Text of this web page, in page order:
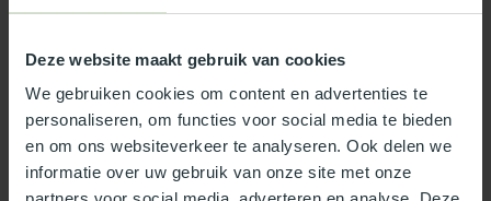
Deze website maakt gebruik van cookies
We gebruiken cookies om content en advertenties te
personaliseren, om functies voor social media te bieden
en om ons websiteverkeer te analyseren. Ook delen we
informatie over uw gebruik van onze site met onze
Specificaties
Reviews